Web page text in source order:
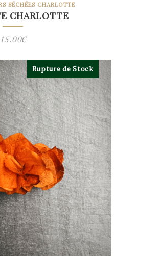
SÉCHÉES CHARLOTTE
CHARLOTTE
15.00€
Rupture de Stock